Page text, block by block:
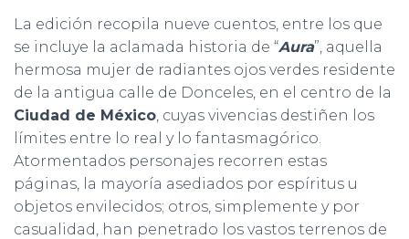
La edición recopila nueve cuentos, entre los que
se incluye la aclamada historia de “Aura”, aquella
hermosa mujer de radiantes ojos verdes residente
de la antigua calle de Donceles, en el centro de la
Ciudad de México , cuyas vivencias destiñen los
límites entre lo real y lo fantasmagórico.
Atormentados personajes recorren estas
páginas, la mayoría asediados por espíritus u
objetos envilecidos; otros, simplemente y por
casualidad, han penetrado los vastos terrenos de